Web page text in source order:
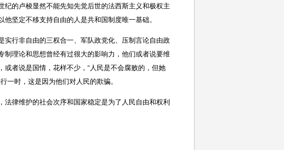
的卢梭显然不能先知先觉后世的法西斯主义和极权主
坚定不移支持自由的人是共和国制度唯一基础。
行非自由的三权合一、军队政党化、压制言论自由政
制理论和思想曾经有过很大的影响力，他们或者说要维
者说是国情，花样不少，“人民是不会腐败的，但她
一时，这是因为他们对人民的欺骗。
律维护的社会次序和国家稳定是为了人民自由和权利